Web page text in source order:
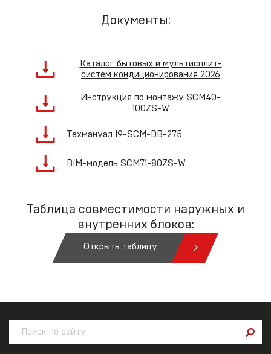
Документы:
Каталог бытовых и мультисплит-
систем кондиционирования 2026
Инструкция по монтажу SCM40-
100ZS-W
Техмануал 19-SCM-DB-275
BIM-модель SCM71-80ZS-W
Таблица совместимости наружных и
внутренних блоков:
Открыть таблицу